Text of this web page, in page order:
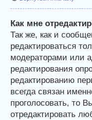
Как мне
Так же, как и
редактироваться
модераторами или
редактирования
редактированию
всегда связан
проголосовать, то
отредактировать